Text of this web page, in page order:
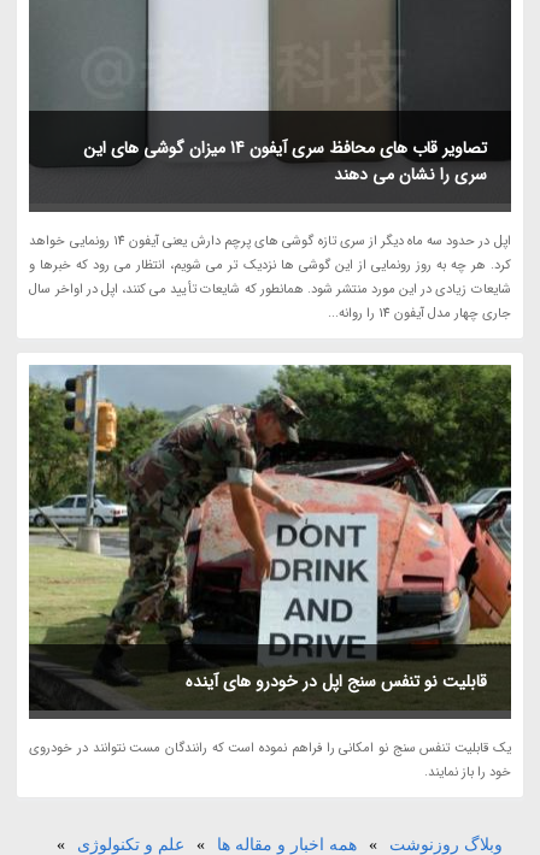
تصاویر قاب های محافظ سری آیفون 14 میزان گوشی های این
سری را نشان می دهند
اپل در حدود سه ماه دیگر از سری تازه گوشی های پرچم دارش یعنی آیفون 14 رونمایی خواهد
کرد. هر چه به روز رونمایی از این گوشی ها نزدیک تر می شویم، انتظار می رود که خبرها و
شایعات زیادی در این مورد منتشر شود. همانطور که شایعات تأیید می کنند، اپل در اواخر سال
جاری چهار مدل آیفون 14 را روانه...
قابلیت نو تنفس سنج اپل در خودرو های آینده
یک قابلیت تنفس سنج نو امکانی را فراهم نموده است که رانندگان مست نتوانند در خودروی
خود را باز نمایند.
وبلاگ روزنوشت » همه اخبار و مقاله ها » علم و تکنولوژی »